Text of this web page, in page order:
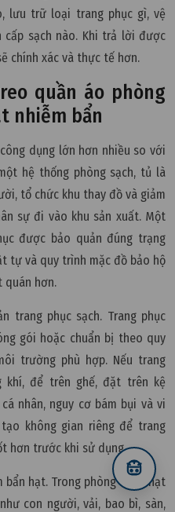
lưu trữ loại trang phục gì, vệ
sạch nào. Khi trả lời được
chính xác và thực tế hơn.
quần áo phòng
nhiễm bẩn
dụng lớn hơn nhiều so với
hệ thống phòng sạch, tủ là
tổ chức khu thay đồ và giảm
sự đi vào khu sản xuất. Một
được bảo quản đúng trạng
tự và quy trình mặc đồ bảo hộ
quán hơn.
trang phục sạch. Trang phục
gói hoặc chuẩn bị theo quy
trường phù hợp. Nếu trang
khí, để trên ghế, đặt trên kệ
nhân, nguy cơ bám bụi và vi
không gian riêng để trang
hơn trước khi sử dụng.
hạt. Trong phòng sạch, hạt
con người, vải, bao bì, sàn,